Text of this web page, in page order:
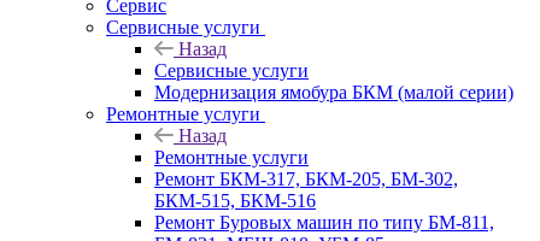
Сервис
Сервисные услуги
Назад
Сервисные услуги
Модернизация ямобура БКМ (малой серии)
Ремонтные услуги
Назад
Ремонтные услуги
Ремонт БКМ-317, БКМ-205, БМ-302,
БКМ-515, БКМ-516
Ремонт Буровых машин по типу БМ-811,